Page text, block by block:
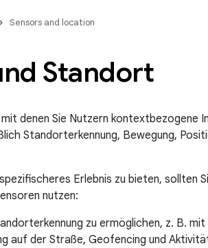
Sensors and location
Standort
denen Sie Nutzern kontextbezogene
Standorterkennung, Bewegung,
Erlebnis zu bieten, sollten
nutzen:
zu ermöglichen, z. B.
auf der Straße, Geofencing und